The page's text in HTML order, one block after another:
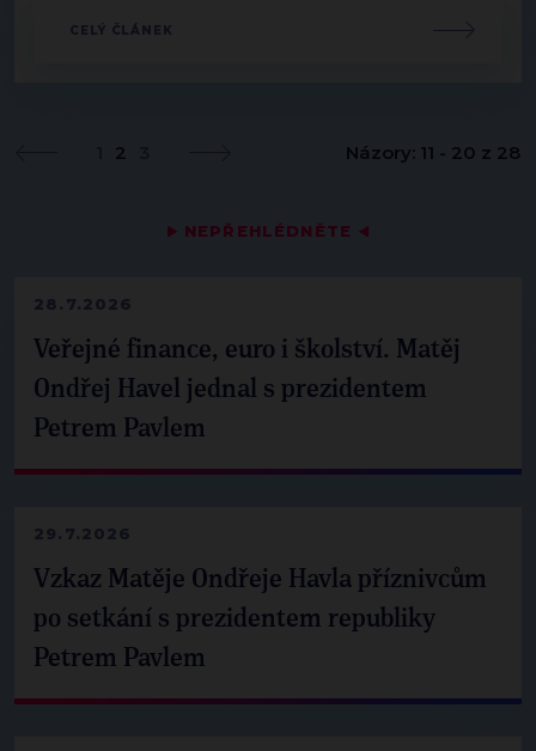
▶ NEPŘEHLÉDNĚTE ◀
28.7.2026
Veřejné finance, euro i školství. Matěj
Ondřej Havel jednal s prezidentem
Petrem Pavlem
29.7.2026
Vzkaz Matěje Ondřeje Havla příznivcům
po setkání s prezidentem republiky
Petrem Pavlem
CELÝ ČLÁNEK
2 Názory: 11 - 20 z 28